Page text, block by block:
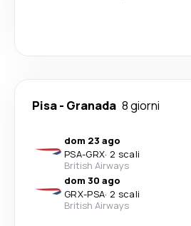
Pisa- Granada 8 giorni
dom 23 ago
PSA-GRX· 2 scali
British Airways
dom 30 ago
GRX-PSA· 2 scali
British Airways